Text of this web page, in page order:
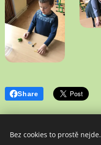
Share
Bez cookies to prostě nejde.